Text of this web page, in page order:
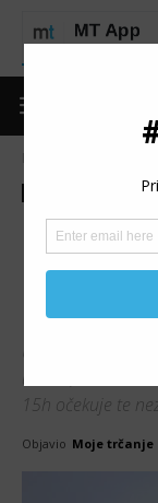
Promo
DELTA
Nike
utorak, 16. 4. u
15h očekuje te
Objavio Moje trčanje